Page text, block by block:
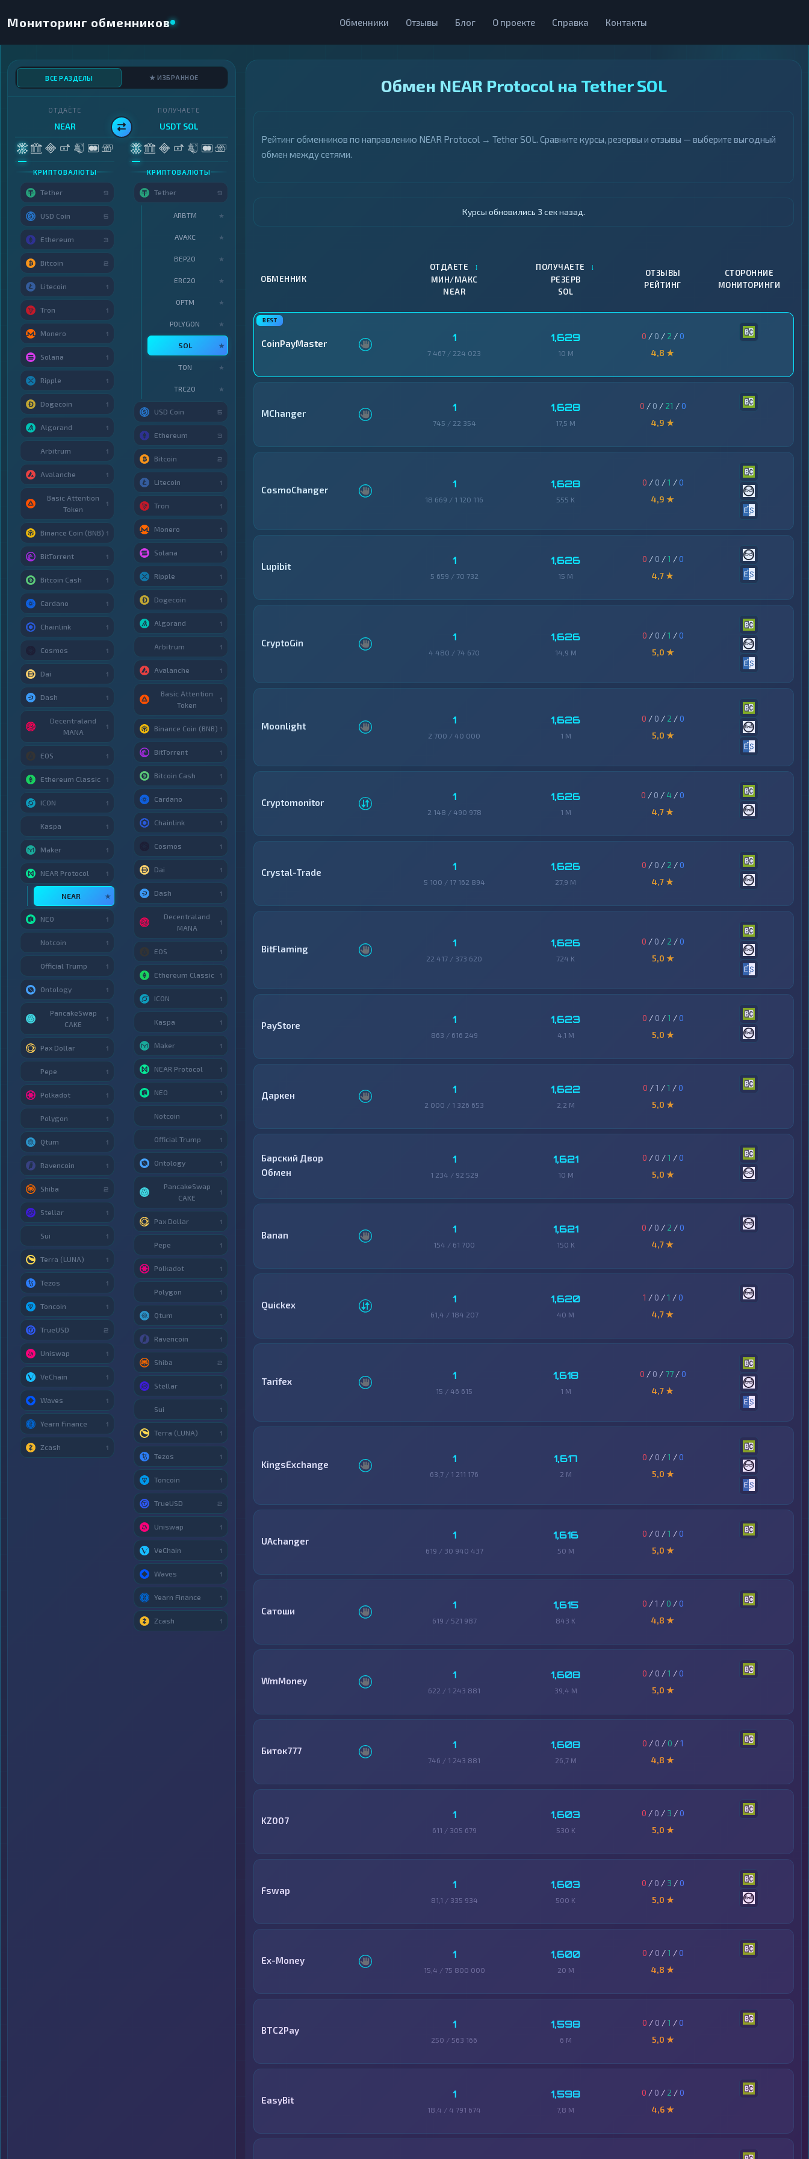
Мониторинг обменников Обменники Отзывы Блог О проекте Справка Контакты
Обмен NEAR Protocol на Tether SOL
Рейтинг обменников по направлению NEAR Protocol → Tether SOL. Сравните курсы, резервы и отзывы — выберите выгодный
обмен между сетями.
Курсы обновились 4 сек назад.
ОБМЕННИК
ОТДАЕТЕ ↕
МИН/МАКС
NEAR
ПОЛУЧАЕТЕ ↓
РЕЗЕРВ
SOL
ОТЗЫВЫ
РЕЙТИНГ
СТОРОННИЕ
МОНИТОРИНГИ
CoinPayMaster 1
7 467 / 224 023
1,629
10 M
0 / 0 / 2 /0
4,8 ★
MChanger 1
745 / 22 354
1,628
17,5 M
0 / 0 / 21 /0
4,9 ★
CosmoChanger 1
18 669 / 1 120 116
1,628
555 K
0 / 0 /1 /0
4,9 ★
Lupibit 1
5 659 / 70 732
1,626
15 M
0 / 0 /1 /0
4,7 ★
CryptoGin 1
4 480 / 74 670
1,626
14,9 M
0 / 0 /1 /0
5,0 ★
Moonlight 1
2 700 / 40 000
1,626
1 M
0 / 0 / 2 /0
5,0 ★
Cryptomonitor 1
2 148 / 490 978
1,626
1 M
0 / 0 / 4 /0
4,7 ★
Crystal-Trade 1
5 100 / 17 162 894
1,626
27,9 M
0 / 0 / 2 /0
4,7 ★
BitFlaming 1
22 417 / 373 620
1,626
724 K
0 / 0 / 2 /0
5,0 ★
PayStore 1
863 / 616 249
1,623
4,1 M
0 / 0 /1 /0
5,0 ★
Даркен 1
2 000 / 1 326 653
1,622
2,2 M
0 /1 /1 /0
5,0 ★
Барский Двор
Обмен
1
1 234 / 92 529
1,621
10 M
0 / 0 /1 /0
5,0 ★
Banan 1
154 / 61 700
1,621
150 K
0 / 0 / 2 /0
4,7 ★
Quickex 1
61,4 / 184 207
1,620
40 M
1 / 0 /1 /0
4,7 ★
Tarifex 1
15 / 46 615
1,618
1 M
0 / 0 / 77/0
4,7 ★
KingsExchange 1
63,7 / 1 211 176
1,617
2 M
0 / 0 /1 /0
5,0 ★
UAchanger 1
619 / 30 940 437
1,616
50 M
0 / 0 /1 /0
5,0 ★
Сатоши 1
619 / 521 987
1,615
843 K
0 /1 / 0 /0
4,8 ★
WmMoney 1
622 / 1 243 881
1,608
39,4 M
0 / 0 /1 /0
5,0 ★
Биток777 1
746 / 1 243 881
1,608
26,7 M
0 / 0 / 0 /1
4,8 ★
KZ007 1
611 / 305 679
1,603
530 K
0 / 0 / 3 /0
5,0 ★
Fswap 1
81,1 / 335 934
1,603
500 K
0 / 0 / 3 /0
5,0 ★
Ex-Money 1
15,4 / 75 800 000
1,600
20 M
0 / 0 /1 /0
4,8 ★
BTC2Pay 1
250 / 563 166
1,598
6 M
0 / 0 /1 /0
5,0 ★
EasyBit 1
18,4 / 4 791 674
1,598
7,8 M
0 / 0 / 2 /0
4,6 ★
ВСЕ РАЗДЕЛЫ ★ ИЗБРАННОЕ
ОТДАЁТЕ
NEAR
КРИПТОВАЛЮТЫ
Tether 9
USD Coin 5
Ethereum 3
Bitcoin 2
Litecoin 1
Tron 1
Monero 1
Solana 1
Ripple 1
Dogecoin 1
Algorand 1
Arbitrum 1
Avalanche 1
Basic Attention
Token
1
Binance Coin (BNB) 1
BitTorrent 1
Bitcoin Cash 1
Cardano 1
Chainlink 1
Cosmos 1
Dai 1
Dash 1
Decentraland
MANA
1
EOS 1
Ethereum Classic 1
ICON 1
Kaspa 1
Maker 1
NEAR Protocol 1
NEAR ★
NEO 1
Notcoin 1
Official Trump 1
Ontology 1
PancakeSwap
CAKE
1
Pax Dollar 1
Pepe 1
Polkadot 1
Polygon 1
Qtum 1
Ravencoin 1
Shiba 2
Stellar 1
Sui 1
Terra (LUNA) 1
Tezos 1
Toncoin 1
TrueUSD 2
Uniswap 1
VeChain 1
Waves 1
Yearn Finance 1
Zcash 1
ПОЛУЧАЕТЕ
USDT SOL
КРИПТОВАЛЮТЫ
Tether 9
ARBTM ★
AVAXC ★
BEP20 ★
ERC20 ★
OPTM ★
POLYGON ★
SOL ★
TON ★
TRC20 ★
USD Coin 5
Ethereum 3
Bitcoin 2
Litecoin 1
Tron 1
Monero 1
Solana 1
Ripple 1
Dogecoin 1
Algorand 1
Arbitrum 1
Avalanche 1
Basic Attention
Token
1
Binance Coin (BNB) 1
BitTorrent 1
Bitcoin Cash 1
Cardano 1
Chainlink 1
Cosmos 1
Dai 1
Dash 1
Decentraland
MANA
1
EOS 1
Ethereum Classic 1
ICON 1
Kaspa 1
Maker 1
NEAR Protocol 1
NEO 1
Notcoin 1
Official Trump 1
Ontology 1
PancakeSwap
CAKE
1
Pax Dollar 1
Pepe 1
Polkadot 1
Polygon 1
Qtum 1
Ravencoin 1
Shiba 2
Stellar 1
Sui 1
Terra (LUNA) 1
Tezos 1
Toncoin 1
TrueUSD 2
Uniswap 1
VeChain 1
Waves 1
Yearn Finance 1
Zcash 1